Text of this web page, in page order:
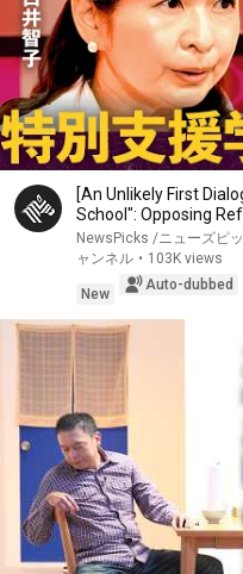
[An Unlikely First
School": Opposing
NewsPicks /ニューズピ
ャンネル • 103K views
New
Auto-dubbed